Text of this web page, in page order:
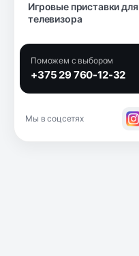
Игровые приставки для
телевизора
Поможем с выбором
+375 29 760-12-32
Мы в соцсетях